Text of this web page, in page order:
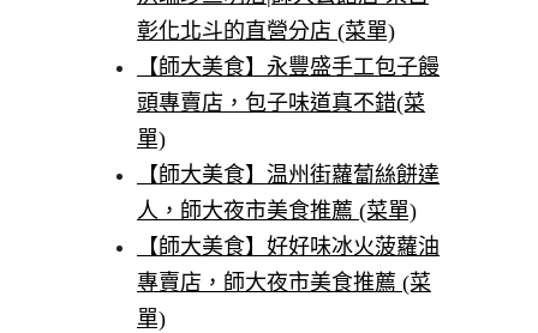
彰化北斗的直營分店 (菜單)
【師大美食】永豐盛手工包子饅
頭專賣店，包子味道真不錯(菜
單)
【師大美食】温州街蘿蔔絲餅達
人，師大夜市美食推薦 (菜單)
【師大美食】好好味冰火菠蘿油
專賣店，師大夜市美食推薦 (菜
單)